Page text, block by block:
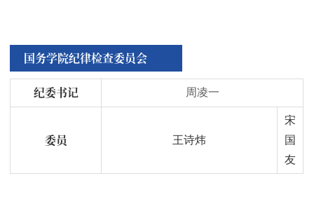
国务学院纪律检查委员会
纪委书记 周凌一
委员 王诗炜
宋
国
友